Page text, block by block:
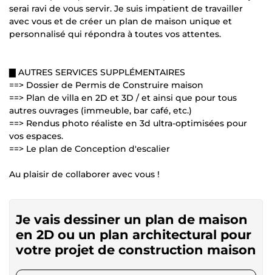
serai ravi de vous servir. Je suis impatient de travailler
avec vous et de créer un plan de maison unique et
personnalisé qui répondra à toutes vos attentes.
▇ AUTRES SERVICES SUPPLÉMENTAIRES
==> Dossier de Permis de Construire maison
==> Plan de villa en 2D et 3D / et ainsi que pour tous
autres ouvrages (immeuble, bar café, etc.)
==> Rendus photo réaliste en 3d ultra-optimisées pour
vos espaces.
==> Le plan de Conception d'escalier
Au plaisir de collaborer avec vous !
Je vais dessiner un plan de maison
en 2D ou un plan architectural pour
votre projet de construction maison